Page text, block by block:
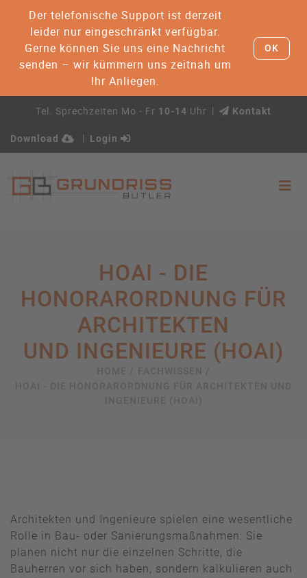
Der telefonische Support ist derzeit
leider nur eingeschränkt verfügbar.
Gerne können Sie uns eine Nachricht
senden – wir kümmern uns zeitnah um
Ihr Anliegen.
OK
Tel. Sprechzeiten Mo - Fr 10-14 Uhr Kontakt
Download Login
HOAI - DIE
HONORARORDNUNG FÜR
ARCHITEKTEN
UND INGENIEURE (HOAI)
Architekten und Ingenieure spielen eine wesentliche
Rolle in Bau- oder Sanierungsmaßnahmen: Sie
planen nicht nur die einzelnen Schritte, die
Bauherren vor sich haben, sondern kalkulieren auch